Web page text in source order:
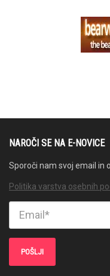
NAROČI SE NA E-NOVICE
Sporoči nam svoj email in
Politika varstva osebnih